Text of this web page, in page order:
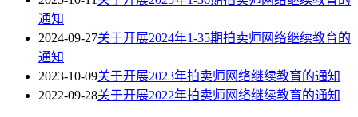
通知
2024-09-27关于开展2024年1-35期拍卖师网络继续教育的
通知
2023-10-09关于开展2023年拍卖师网络继续教育的通知
2022-09-28关于开展2022年拍卖师网络继续教育的通知